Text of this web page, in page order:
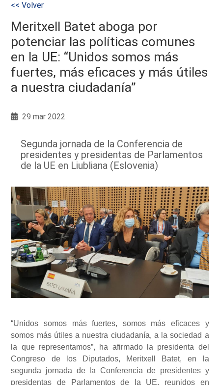
<< Volver
Meritxell Batet aboga por
potenciar las políticas comunes
en la UE: “Unidos somos más
fuertes, más eficaces y más útiles
a nuestra ciudadanía”
29 mar 2022
Segunda jornada de la Conferencia de
presidentes y presidentas de Parlamentos
de la UE en Liubliana (Eslovenia)
“Unidos somos más fuertes, somos más eficaces y
somos más útiles a nuestra ciudadanía, a la sociedad a
la que representamos”, ha afirmado la presidenta del
Congreso de los Diputados, Meritxell Batet, en la
segunda jornada de la Conferencia de presidentes y
presidentas de Parlamentos de la UE, reunidos en